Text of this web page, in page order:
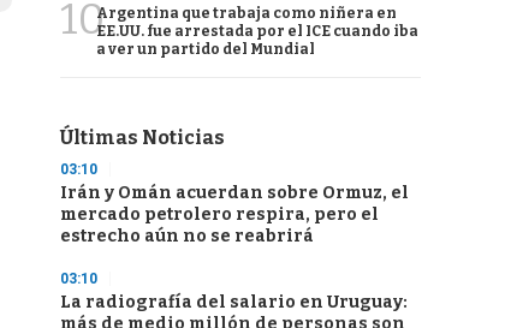
10Argentina que trabaja como niñera en
EE.UU. fue arrestada por el ICE cuando iba
a ver un partido del Mundial
Últimas Noticias
03:10
Irán y Omán acuerdan sobre Ormuz, el
mercado petrolero respira, pero el
estrecho aún no se reabrirá
03:10
La radiografía del salario en Uruguay:
más de medio millón de personas son